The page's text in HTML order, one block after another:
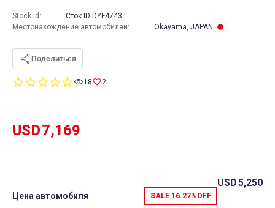
0.018 2
USD7,169
Цена автомобиля SALE 16.27%OFF
USD5,250
Stock Id: Сток ID: DYF4743
Местонахождение автомобилей: Okayama, JAPAN
Поделиться